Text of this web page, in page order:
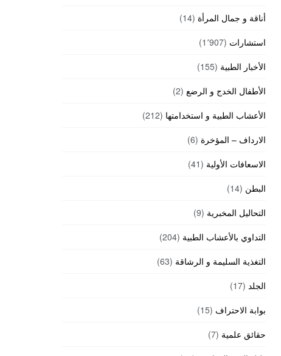
أناقة و جمال المرأة (14)
استشارات (1٬907)
الأخبار الطبية (155)
الأطفال الخدج و الرضع (2)
الأعشاب الطبية و استخدامتها (212)
الارداف – المؤخرة (6)
الاسعافات الأولية (41)
البطن (14)
التحاليل المخبرية (9)
التداوي بالأعشاب الطبية (204)
التغذية السليمة و الرشاقة (63)
الجلد (17)
بوابة الاحتراف (15)
حقائق علمية (7)